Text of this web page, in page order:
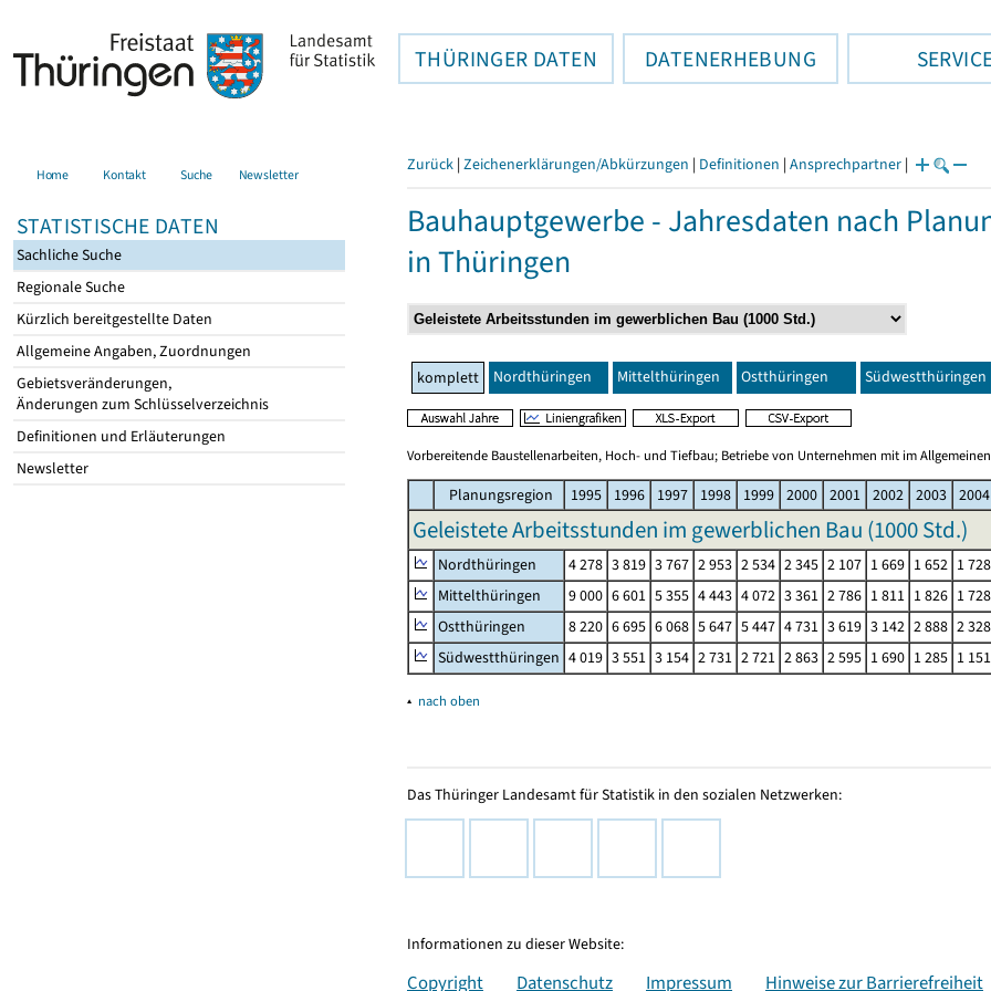
THÜRINGER DATEN DATENERHEBUNG
Home Kontakt Suche Newsletter
STATISTISCHE DATEN
Sachliche Suche
Regionale Suche
Kürzlich bereitgestellte Daten
Allgemeine Angaben, Zuordnungen
Gebietsveränderungen,
Änderungen zum Schlüsselverzeichnis
Definitionen und Erläuterungen
Newsletter
Zurück | Zeichenerklärungen/Abkürzungen | Definitionen | Ansprechpartner |
Bauhauptgewerbe - Jahresdaten nach
in Thüringen
komplett Nordthüringen Mittelthüringen Ostthüringen Südwestthüringen
Vorbereitende Baustellenarbeiten, Hoch- und Tiefbau; Betriebe von Unternehmen mit im
Planungsregion 1995 1996 1997 1998 1999 2000 2001 2002 2003 2004
Geleistete Arbeitsstunden im gewerblichen Bau (1000 Std.)
Nordthüringen 4 278 3 819 3 767 2 953 2 534 2 345 2 107 1 669 1 652 1 728
Mittelthüringen
9 000 6 601 5 355 4 443 4 072 3 361 2 786 1 811 1 826 1 728
Ostthüringen
8 220 6 695 6 068 5 647 5 447 4 731 3 619 3 142 2 888 2 328
Südwestthüringen 4 019 3 551 3 154 2 731 2 721 2 863 2 595 1 690 1 285 1 151
▴ nach oben
Das Thüringer Landesamt für Statistik in den sozialen Netzwerken:
Informationen zu dieser Website:
Copyright Datenschutz Impressum Hinweise zur Barrierefreiheit